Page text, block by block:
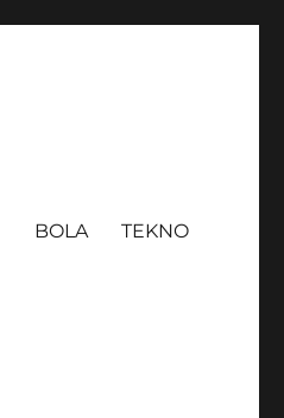
BOLA TEKNO